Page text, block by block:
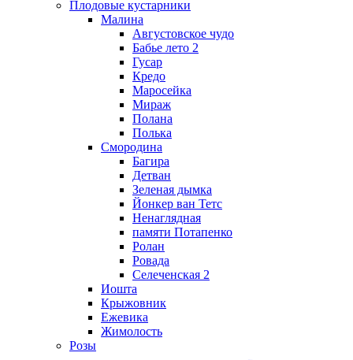
Плодовые кустарники
Малина
Августовское чудо
Бабье лето 2
Гусар
Кредо
Маросейка
Мираж
Полана
Полька
Смородина
Багира
Детван
Зеленая дымка
Йонкер ван Тетс
Ненаглядная
памяти Потапенко
Ролан
Ровада
Селеченская 2
Иошта
Крыжовник
Ежевика
Жимолость
Розы